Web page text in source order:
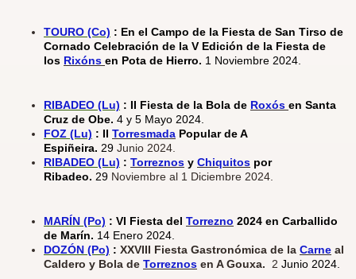
TOURO (Co) : En el Campo de la Fiesta de San Tirso de
Cornado Celebración de la V Edición de la Fiesta de
los Rixóns en Pota de Hierro. 1 Noviembre 2024.
RIBADEO (Lu) : II Fiesta de la Bola de Roxós en Santa
Cruz de Obe. 4 y 5 Mayo 2024.
FOZ (Lu) : II Torresmada Popular de A
Espiñeira. 29 Junio 2024.
RIBADEO (Lu) : Torreznos y Chiquitos por
Ribadeo. 29 Noviembre al 1 Diciembre 2024.
MARÍN (Po) : VI Fiesta del Torrezno 2024 en Carballido
de Marín. 14 Enero 2024.
DOZÓN (Po) : XXVIII Fiesta Gastronómica de la Carne al
Caldero y Bola de Torreznos en A Gouxa. 2 Junio 2024.